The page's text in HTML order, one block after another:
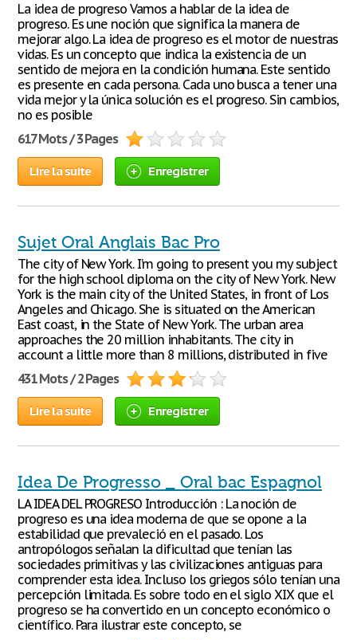
La idea de progreso Vamos a hablar de la idea de
progreso. Es une noción que significa la manera de
mejorar algo. La idea de progreso es el motor de nuestras
vidas. Es un concepto que indica la existencia de un
sentido de mejora en la condición humana. Este sentido
es presente en cada persona. Cada uno busca a tener una
vida mejor y la única solución es el progreso. Sin cambios,
no es posible
617 Mots / 3 Pages
Lire la suite Enregistrer
Sujet Oral Anglais Bac Pro
The city of New York. I’m going to present you my subject
for the high school diploma on the city of New York. New
York is the main city of the United States, in front of Los
Angeles and Chicago. She is situated on the American
East coast, in the State of New York. The urban area
approaches the 20 million inhabitants. The city in
account a little more than 8 millions, distributed in five
431 Mots / 2 Pages
Lire la suite Enregistrer
Idea De Progresso _ Oral bac Espagnol
LA IDEA DEL PROGRESO Introducción : La noción de
progreso es una idea moderna de que se opone a la
estabilidad que prevaleció en el pasado. Los
antropólogos señalan la dificultad que tenían las
sociedades primitivas y las civilizaciones antiguas para
comprender esta idea. Incluso los griegos sólo tenían una
percepción limitada. Es sobre todo en el siglo XIX que el
progreso se ha convertido en un concepto económico o
científico. Para ilustrar este concepto, se